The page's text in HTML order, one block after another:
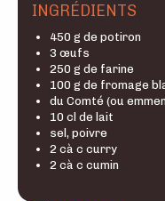
INGRÉDIENTS
450 g de potiron
3 œufs
250 g de farine
100 g de fromage
du Comté (ou
10 cl de lait
sel, poivre
2 cà c curry
2 cà c cumin